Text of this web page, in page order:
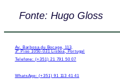
Fonte: Hugo Gloss
Av. Barbosa du Bocage, 113,
3º Piso 1050-031 Lisboa, Portugal
Telefone: (+351) 21 791 50 07
WhatsApp: (+351) 91 113 41 41